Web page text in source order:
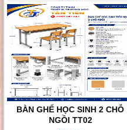
BÀN GHẾ HỌC SINH KHÔNG
TỰA LƯNG TT008